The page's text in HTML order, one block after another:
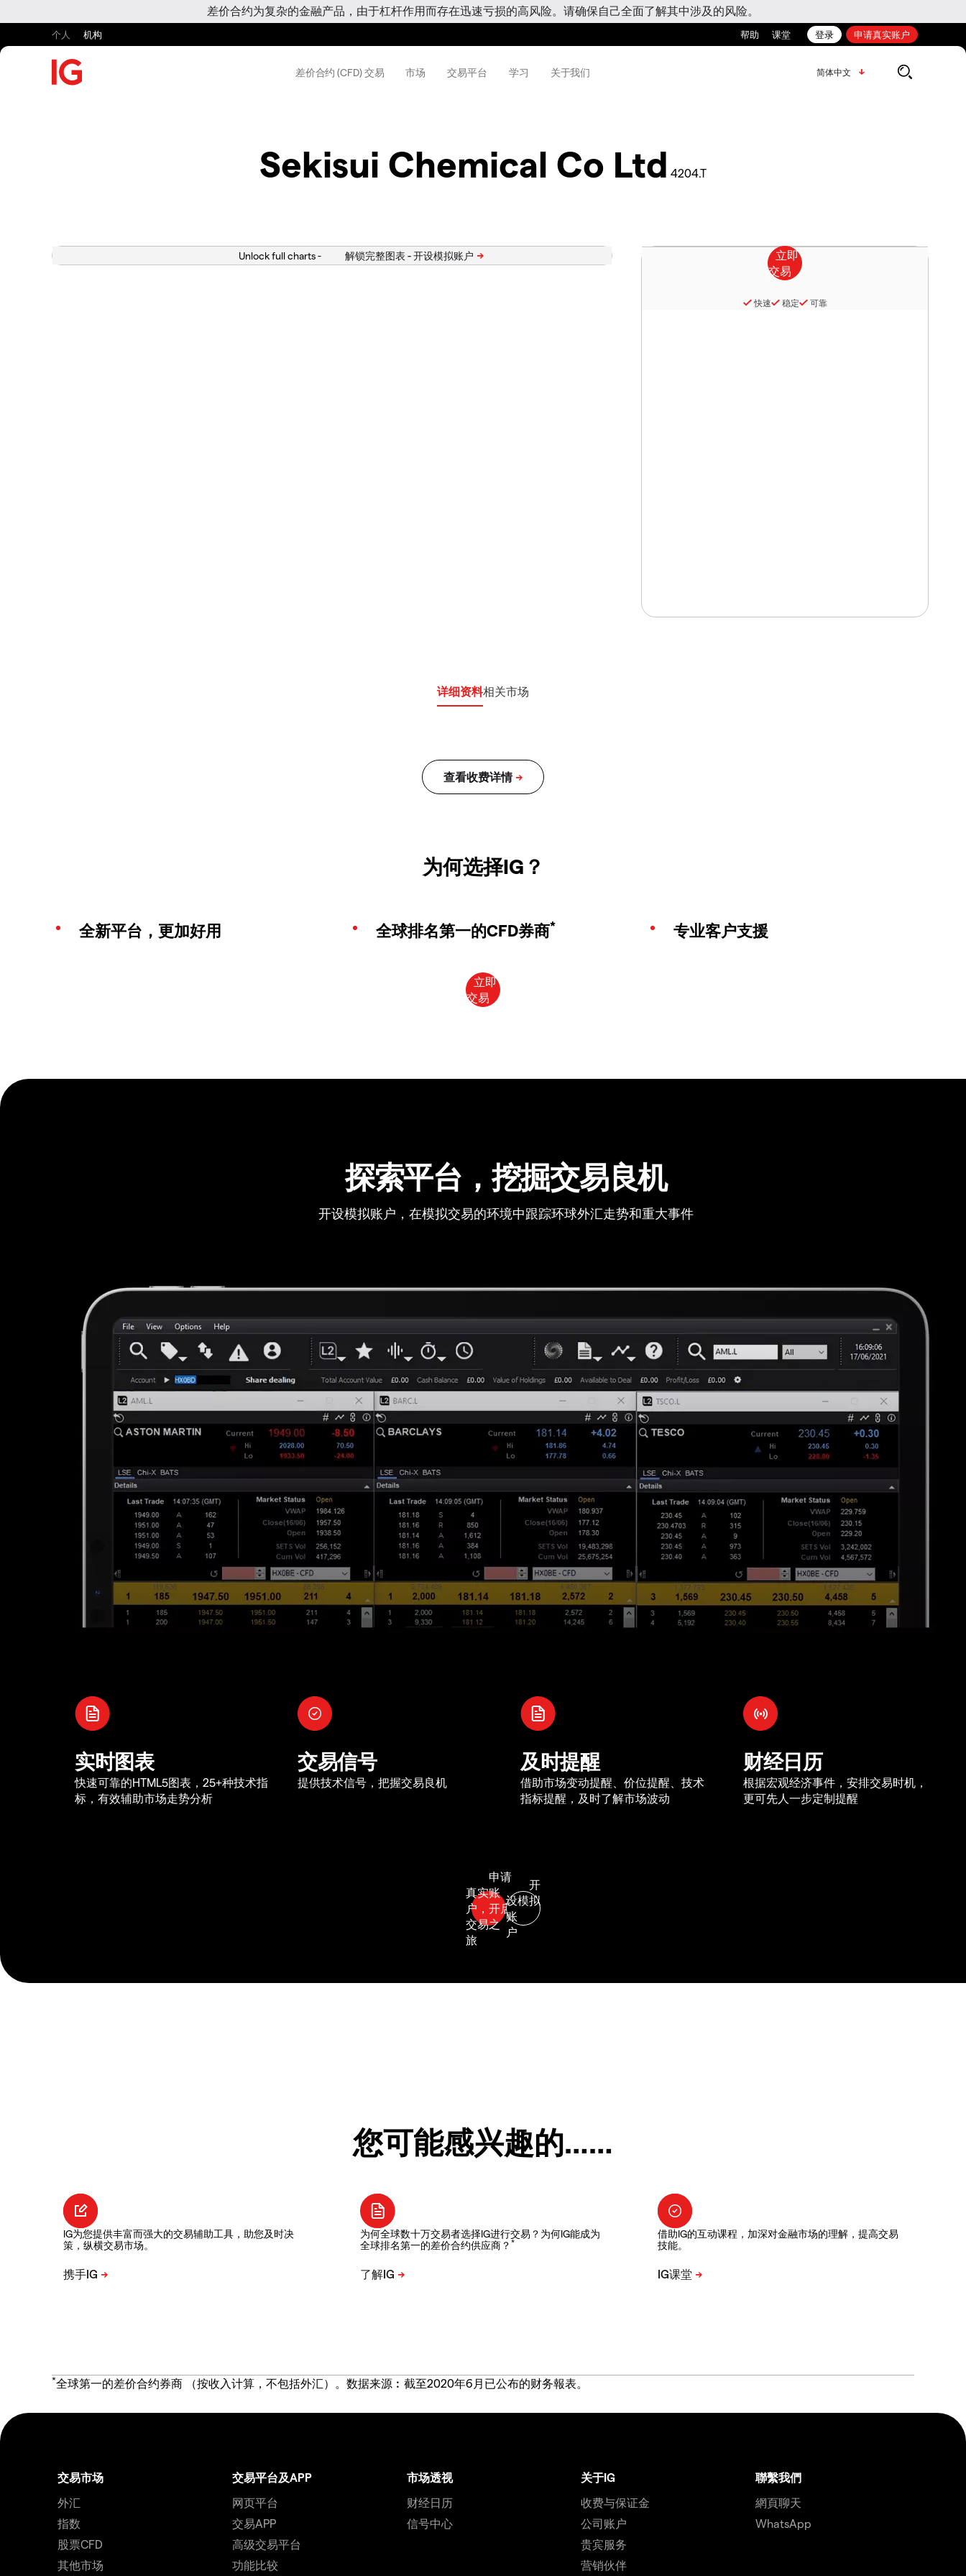
差价合约为复杂的金融产品，由于杠杆作用而存在迅速亏损的高风险。请确保自己全面了解其中涉及的风险。
个人 机构 帮助 课堂 登录 申请真实账户
差价合约 (CFD) 交易 市场 交易平台 学习 关于我们 简体中文
Sekisui Chemical Co Ltd 4204.T
Unlock full charts -
快速 稳定 可靠
详细资料相关市场
为何选择IG？
全新平台，更加好用 全球排名第一的CFD券商* 专业客户支援
探索平台，挖掘交易良机
开设模拟账户，在模拟交易的环境中跟踪环球外汇走势和重大事件
实时图表
快速可靠的HTML5图表，25+种技术指
标，有效辅助市场走势分析
交易信号
提供技术信号，把握交易良机
及时提醒
借助市场变动提醒、价位提醒、技术
指标提醒，及时了解市场波动
财经日历
根据宏观经济事件，安排交易时机，
更可先人一步定制提醒
您可能感兴趣的……
IG为您提供丰富而强大的交易辅助工具，助您及时决
策，纵横交易市场。
为何全球数十万交易者选择IG进行交易？为何IG能成为
全球排名第一的差价合约供应商？*
借助IG的互动课程，加深对金融市场的理解，提高交易
技能。
*全球第一的差价合约券商 （按收入计算，不包括外汇）。数据来源︰截至2020年6月已公布的财务報表。
交易市场
外汇
指数
股票CFD
其他市场
交易平台及APP
网页平台
交易APP
高级交易平台
功能比较
市场透视
财经日历
信号中心
关于IG
收费与保证金
公司账户
贵宾服务
营销伙伴
聯繫我們
網頁聊天
WhatsApp